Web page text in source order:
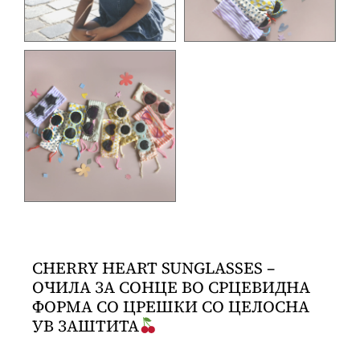
CHERRY HEART SUNGLASSES –
ОЧИЛА ЗА СОНЦЕ ВО СРЦЕВИДНА
ФОРМА СО ЦРЕШКИ СО ЦЕЛОСНА
УВ ЗАШТИТА